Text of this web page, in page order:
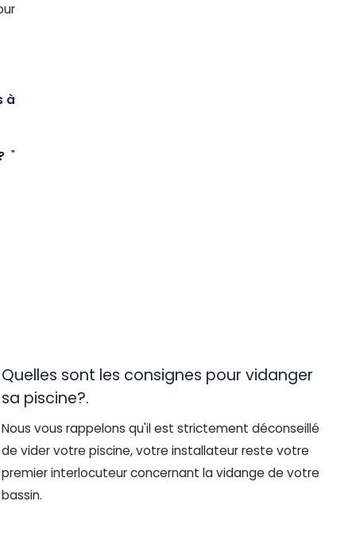
à
"
Quelles sont les consignes pour vidanger
sa piscine?.
Nous vous rappelons qu'il est strictement déconseillé
de vider votre piscine, votre installateur reste votre
premier interlocuteur concernant la vidange de votre
bassin.